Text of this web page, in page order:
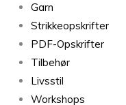
Garn
Strikkeopskrifter
PDF-Opskrifter
Tilbehør
Livsstil
Workshops